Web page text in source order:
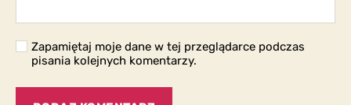
Zapamiętaj moje dane w tej przeglądarce podczas
pisania kolejnych komentarzy.